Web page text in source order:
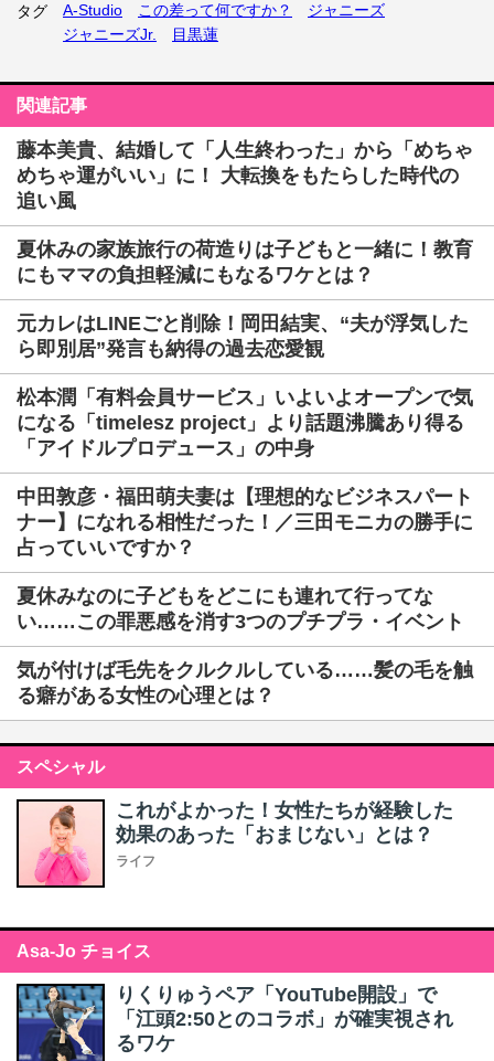
タグ A-Studio この差って何ですか？
ジャニーズ
ジャニーズJr.
目黒蓮
関連記事
藤本美貴、結婚して「人生終わった」から「めちゃ
めちゃ運がいい」に！ 大転換をもたらした時代の
追い風
夏休みの家族旅行の荷造りは子どもと一緒に！教育
にもママの負担軽減にもなるワケとは？
元カレはLINEごと削除！岡田結実、“夫が浮気した
ら即別居”発言も納得の過去恋愛観
松本潤「有料会員サービス」いよいよオープンで気
になる「timelesz project」より話題沸騰あり得る
「アイドルプロデュース」の中身
中田敦彦・福田萌夫妻は【理想的なビジネスパート
ナー】になれる相性だった！／三田モニカの勝手に
占っていいですか？
夏休みなのに子どもをどこにも連れて行ってな
い……この罪悪感を消す3つのプチプラ・イベント
気が付けば毛先をクルクルしている……髪の毛を触
る癖がある女性の心理とは？
スペシャル
これがよかった！女性たちが経験した
効果のあった「おまじない」とは？
ライフ
Asa-Jo チョイス
りくりゅうペア「YouTube開設」で
「江頭2:50とのコラボ」が確実視され
るワケ